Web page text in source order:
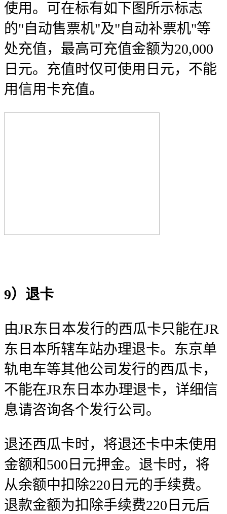
使用。可在标有如下图所示标志
的"自动售票机"及"自动补票机"等
处充值，最高可充值金额为20,000
日元。充值时仅可使用日元，不能
用信用卡充值。
9）退卡
由JR东日本发行的西瓜卡只能在JR
东日本所辖车站办理退卡。东京单
轨电车等其他公司发行的西瓜卡，
不能在JR东日本办理退卡，详细信
息请咨询各个发行公司。
退还西瓜卡时，将退还卡中未使用
金额和500日元押金。退卡时，将
从余额中扣除220日元的手续费。
退款金额为扣除手续费220日元后